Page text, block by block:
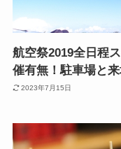
航空祭2019全日程
催有無！駐車場と
2023年7月15日